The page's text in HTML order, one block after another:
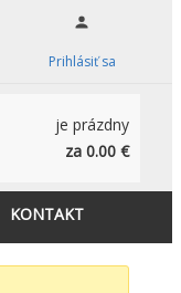
Prihlásiť sa
je prázdny
za 0.00 €
KONTAKT